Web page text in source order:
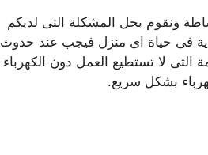
ونقوم بحل المشكلة التى لديكم
فى حياة اى منزل فيجب عند حدوث
لا تستطيع العمل دون الكهرباء
بشكل سريع.